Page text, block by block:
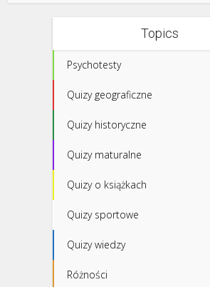
Topics
Psychotesty
Quizy geograficzne
Quizy historyczne
Quizy maturalne
Quizy o książkach
Quizy sportowe
Quizy wiedzy
Różności